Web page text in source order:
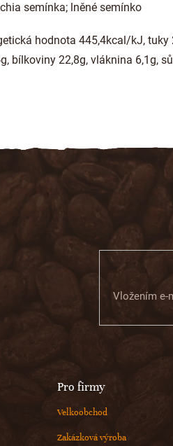
semínka; lněné semínko
hodnota 445,4kcal/kJ,
bílkoviny 22,8g, vláknina 6,1g,
Vložením e-
Pro firmy
Velkoobchod
Zakázková výroba